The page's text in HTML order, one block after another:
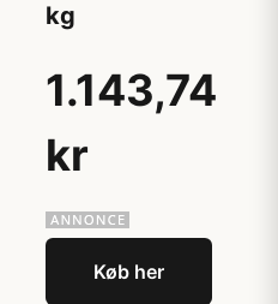
kg
1.143,74
kr
Køb her